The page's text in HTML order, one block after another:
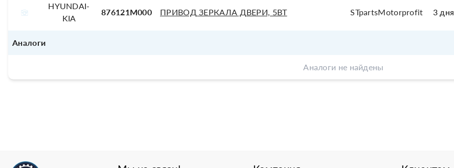
HYUNDAI-
KIA
876121M000 ПРИВОД ЗЕРКАЛА ДВЕРИ, 5ВТ STpartsMotorprofit 3 дня
Аналоги
Аналоги не найдены